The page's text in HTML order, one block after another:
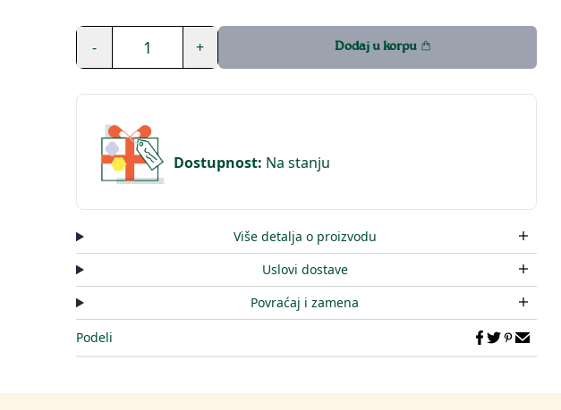
- 1 + Dodaj u korpu
Dostupnost: Na stanju
Više detalja o proizvodu
Uslovi dostave
Povraćaj i zamena
Podeli